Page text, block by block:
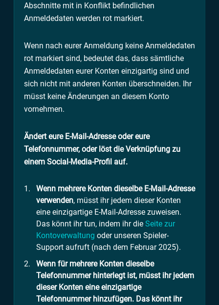
Abschnitte mit in Konflikt befindlichen
Anmeldedaten werden rot markiert.
Wenn nach eurer Anmeldung keine Anmeldedaten
rot markiert sind, bedeutet das, dass sämtliche
Anmeldedaten eurer Konten einzigartig sind und
sich nicht mit anderen Konten überschneiden. Ihr
müsst keine Änderungen an diesem Konto
vornehmen.
Ändert eure E-Mail-Adresse oder eure
Telefonnummer, oder löst die Verknüpfung zu
einem Social-Media-Profil auf.
Wenn mehrere Konten dieselbe E-Mail-Adresse
verwenden, müsst ihr jedem dieser Konten
eine einzigartige E-Mail-Adresse zuweisen.
Das könnt ihr tun, indem ihr die Seite zur
Kontoverwaltung oder unseren Spieler-
Support aufruft (nach dem Februar 2025).
Wenn für mehrere Konten dieselbe
Telefonnummer hinterlegt ist, müsst ihr jedem
dieser Konten eine einzigartige
Telefonnummer hinzufügen. Das könnt ihr